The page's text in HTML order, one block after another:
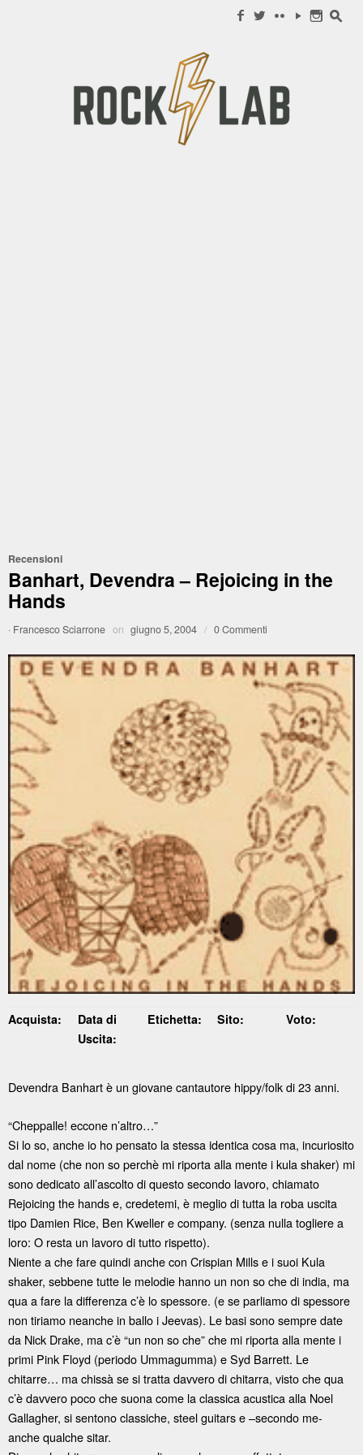
f w c y n s
Recensioni
Banhart, Devendra – Rejoicing in the
Hands
· Francesco Sciarrone on giugno 5, 2004 / 0 Commenti
Acquista:
Data di
Uscita:
Etichetta: Sito: Voto:
Devendra Banhart è un giovane cantautore hippy/folk di 23 anni.
“Cheppalle! eccone n’altro…”
Si lo so, anche io ho pensato la stessa identica cosa ma, incuriosito
dal nome (che non so perchè mi riporta alla mente i kula shaker) mi
sono dedicato all’ascolto di questo secondo lavoro, chiamato
Rejoicing the hands e, credetemi, è meglio di tutta la roba uscita
tipo Damien Rice, Ben Kweller e company. (senza nulla togliere a
loro: O resta un lavoro di tutto rispetto).
Niente a che fare quindi anche con Crispian Mills e i suoi Kula
shaker, sebbene tutte le melodie hanno un non so che di india, ma
qua a fare la differenza c’è lo spessore. (e se parliamo di spessore
non tiriamo neanche in ballo i Jeevas). Le basi sono sempre date
da Nick Drake, ma c’è “un non so che” che mi riporta alla mente i
primi Pink Floyd (periodo Ummagumma) e Syd Barrett. Le
chitarre… ma chissà se si tratta davvero di chitarra, visto che qua
c’è davvero poco che suona come la classica acustica alla Noel
Gallagher, si sentono classiche, steel guitars e –secondo me-
anche qualche sitar.